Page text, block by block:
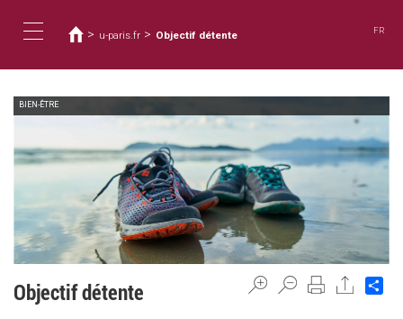
contenido
navigation
está
aquí
> u-paris.fr > Objectif détente FR
BIEN-ÊTRE
Objectif détente